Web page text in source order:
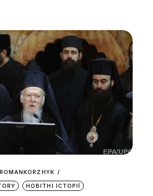
ROMANKORZHYK
НОВІТНІ ІСТОРІЇ